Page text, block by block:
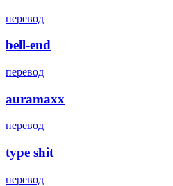
перевод
bell-end
перевод
auramaxx
перевод
type shit
перевод